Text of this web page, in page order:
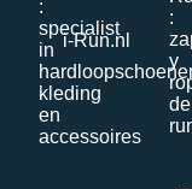
i-Run.nl